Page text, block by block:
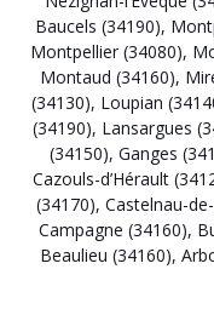
Baucels (34190),
Montpellier (34080),
Montaud (34160),
(34130), Loupian
(34190), Lansargues
(34150), Ganges
Cazouls-d’Hérault
(34170), Castelnau-
Campagne (34160),
Beaulieu (34160),